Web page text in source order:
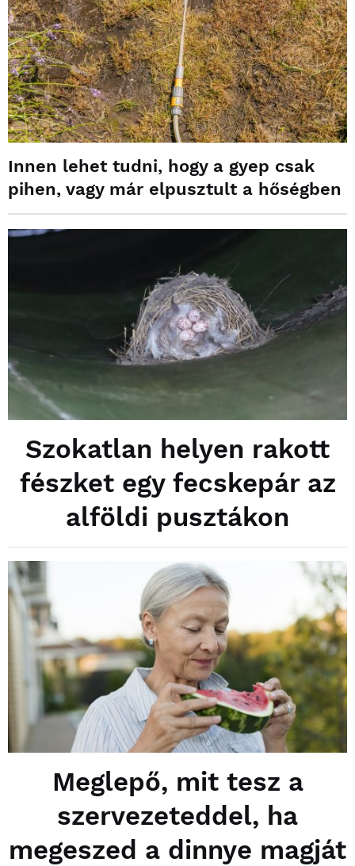
Innen lehet tudni, hogy a gyep csak
pihen, vagy már elpusztult a hőségben
Szokatlan helyen rakott
fészket egy fecskepár az
alföldi pusztákon
Meglepő, mit tesz a
szervezeteddel, ha
megeszed a dinnye magját